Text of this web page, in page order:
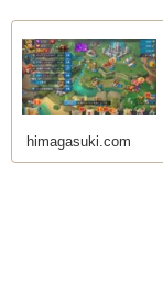
himagasuki.com